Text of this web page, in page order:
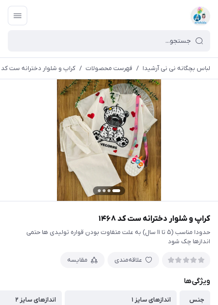
لباس بچگانه نی نی آرشیدا / فهرست محصولات / کراپ و شلوار دخترانه ست کد ۱۴۶۸
کراپ و شلوار دخترانه ست کد ۱۴۶۸
حدودا مناسب (۵ تا ۱۱ سال) به علت متفاوت بودن قواره تولیدی ها حتمی
اندازها چک شود
علاقه‌مندی مقایسه
ویژگی‌ها
جنس
اندازهای سایز ۱
اندازهای سایز ۲